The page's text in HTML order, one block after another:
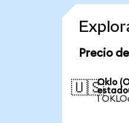
Precio
🇺🇸Oklo
1